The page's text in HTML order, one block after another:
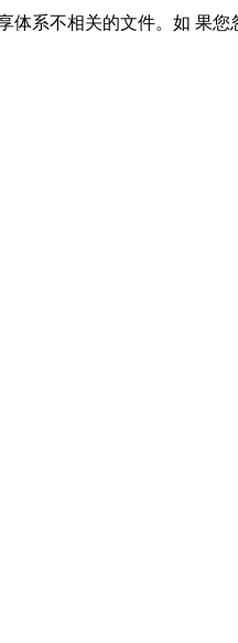
系不相关的文件。如 果